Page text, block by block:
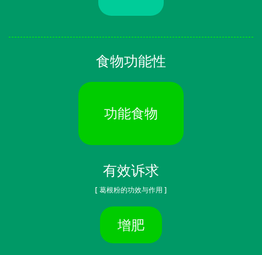
食物功能性
功能食物
有效诉求
[ 葛根粉的功效与作用 ]
增肥